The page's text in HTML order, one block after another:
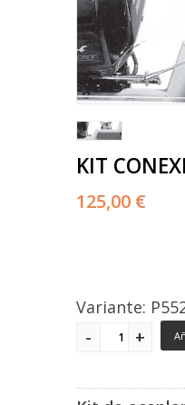
KIT
125,00 €
Variante: